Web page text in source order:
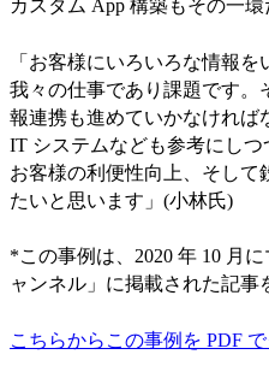
カスタム App 構築もその一環
「お客様にいろいろな情報を
我々の仕事であり課題です。
報連携も進めていかなければ
IT システムなども参考にし
お客様の利便性向上、そして
たいと思います」(小林氏)
*この事例は、2020 年 10 月
ャンネル」に掲載された記事
こちらからこの事例を PDF